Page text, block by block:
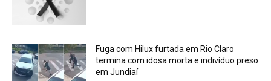
Fuga com Hilux furtada em Rio Claro
termina com idosa morta e indivíduo preso
em Jundiaí